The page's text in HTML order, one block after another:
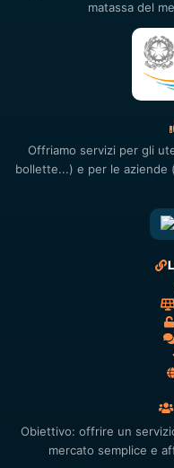
matassa del
Offriamo servizi per gli
bollette...) e per le aziende
Obiettivo: offrire un
mercato semplice e